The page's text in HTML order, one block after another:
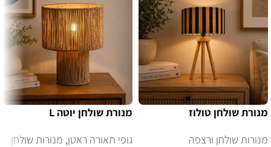
מנורת שולחן טולוז
מנורות שולחן ורצפה
מנורת שולחן יוטה L
גופי תאורה ראטן, מנורות שולחן